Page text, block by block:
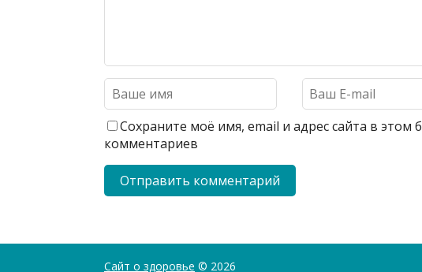
Сохраните моё имя, email и адрес сайта в этом
комментариев
Сайт о здоровье © 2026